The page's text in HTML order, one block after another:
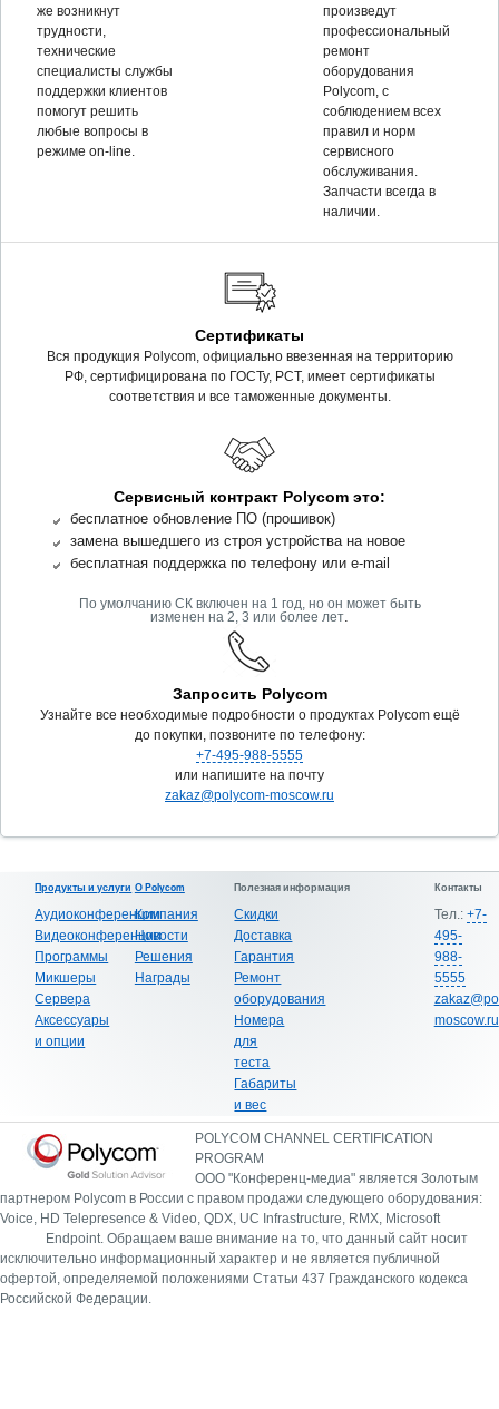
же возникнут
трудности,
технические
специалисты службы
поддержки клиентов
помогут решить
любые вопросы в
режиме on-line.
произведут
профессиональный
ремонт
оборудования
Polycom, c
соблюдением всех
правил и норм
сервисного
обслуживания.
Запчасти всегда в
наличии.
Сертификаты
Вся продукция Polycom, официально ввезенная на территорию
РФ, сертифицирована по ГОСТу, РСТ, имеет сертификаты
соответствия и все таможенные документы.
Сервисный контракт Polycom это:
бесплатное обновление ПО (прошивок)
замена вышедшего из строя устройства на новое
бесплатная поддержка по телефону или e-mail
По умолчанию СК включен на 1 год, но он может быть
изменен на 2, 3 или более лет.
Запросить Polycom
Узнайте все необходимые подробности о продуктах Polycom ещё
до покупки, позвоните по телефону:
+7-495-988-5555
или напишите на почту
zakaz@polycom-moscow.ru
Продукты и услуги
Аудиоконференции
Видеоконференции
Программы
Микшеры
Сервера
Аксессуары
и опции
О Polycom
Компания
Новости
Решения
Награды
Полезная информация
Скидки
Доставка
Гарантия
Ремонт
оборудования
Номера
для
теста
Габариты
и вес
Контакты
Тел.: +7-
495-
988-
5555
moscow.ru
POLYCOM CHANNEL CERTIFICATION
PROGRAM
ООО "Конференц-медиа" является Золотым
партнером Polycom в России с правом продажи следующего оборудования:
Voice, HD Telepresence & Video, QDX, UC Infrastructure, RMX, Microsoft
Endpoint. Обращаем ваше внимание на то, что данный сайт носит
исключительно информационный характер и не является публичной
офертой, определяемой положениями Статьи 437 Гражданского кодекса
Российской Федерации.